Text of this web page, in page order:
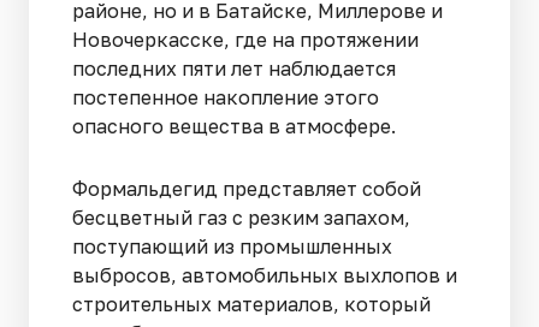
районе, но и в Батайске, Миллерове и
Новочеркасске, где на протяжении
последних пяти лет наблюдается
постепенное накопление этого
опасного вещества в атмосфере.
Формальдегид представляет собой
бесцветный газ с резким запахом,
поступающий из промышленных
выбросов, автомобильных выхлопов и
строительных материалов, который